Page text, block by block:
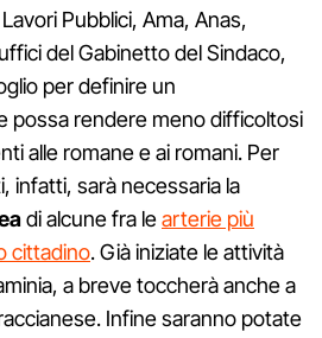
Pubblici, Ama, Anas,
del Gabinetto del Sindaco,
per definire un
possa rendere meno difficoltosi
alle romane e ai romani. Per
infatti, sarà necessaria la
di alcune fra learterie più
cittadino. Già iniziate le attività
a breve toccherà anche a
Infine saranno potate